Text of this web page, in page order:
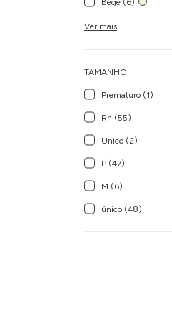
Bege (6)
Ver mais
TAMANHO
Prematuro (1)
Rn (55)
Unico (2)
P (47)
M (6)
único (48)